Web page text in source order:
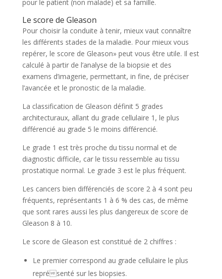
pour le patient (non malade) et sa famille.
Le score de Gleason
Pour choisir la conduite à tenir, mieux vaut connaître
les différents stades de la maladie. Pour mieux vous
repérer, le score de Gleason» peut vous être utile. Il est
calculé à partir de l’analyse de la biopsie et des
examens d’imagerie, permettant, in fine, de préciser
l’avancée et le pronostic de la maladie.
La classification de Gleason définit 5 grades
architecturaux, allant du grade cellulaire 1, le plus
différencié au grade 5 le moins différencié.
Le grade 1 est très proche du tissu normal et de
diagnostic difficile, car le tissu ressemble au tissu
prostatique normal. Le grade 3 est le plus fréquent.
Les cancers bien différenciés de score 2 à 4 sont peu
fréquents, représentants 1 à 6 % des cas, de même
que sont rares aussi les plus dangereux de score de
Gleason 8 à 10.
Le score de Gleason est constitué de 2 chiffres :
Le premier correspond au grade cellulaire le plus
représenté sur les biopsies.